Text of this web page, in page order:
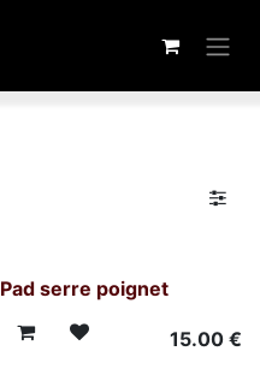
Pad serre poignet
15.00€